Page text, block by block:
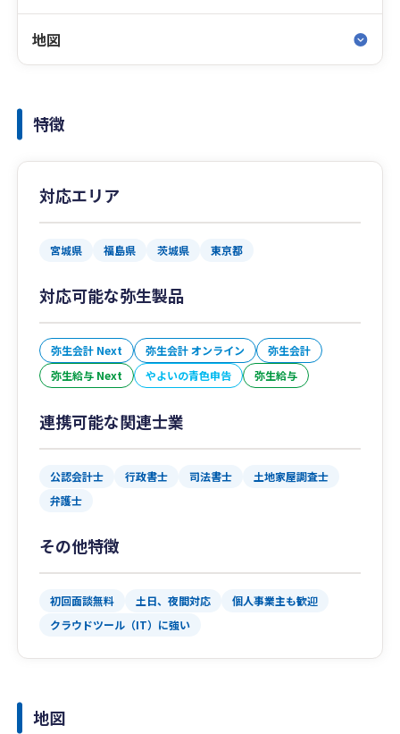
地図
特徴
対応エリア
宮城県 福島県 茨城県 東京都
対応可能な弥生製品
弥生会計 Next 弥生会計 オンライン
弥生会計
弥生給与 Next
やよいの青色申告 弥生給与
連携可能な関連士業
公認会計士 行政書士 司法書士
土地家屋調査士
弁護士
その他特徴
初回面談無料 土日、夜間対応
個人事業主も歓迎
クラウドツール（IT）に強い
地図